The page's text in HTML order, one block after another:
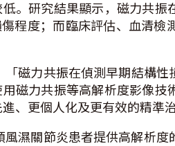
。研究結果顯示，磁力共振
程度；而臨床評估、血清檢
「磁力共振在偵測早期結構
磁力共振等高解析度影像
、更個人化及更有效的精準治
濕關節炎患者提供高解析